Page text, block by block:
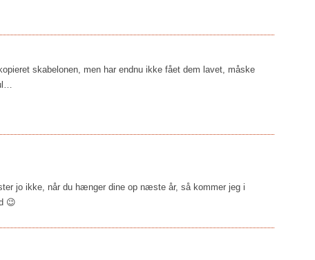
skabelonen, men har endnu ikke fået dem lavet, måske
jo ikke, når du hænger dine op næste år, så kommer jeg i
😉